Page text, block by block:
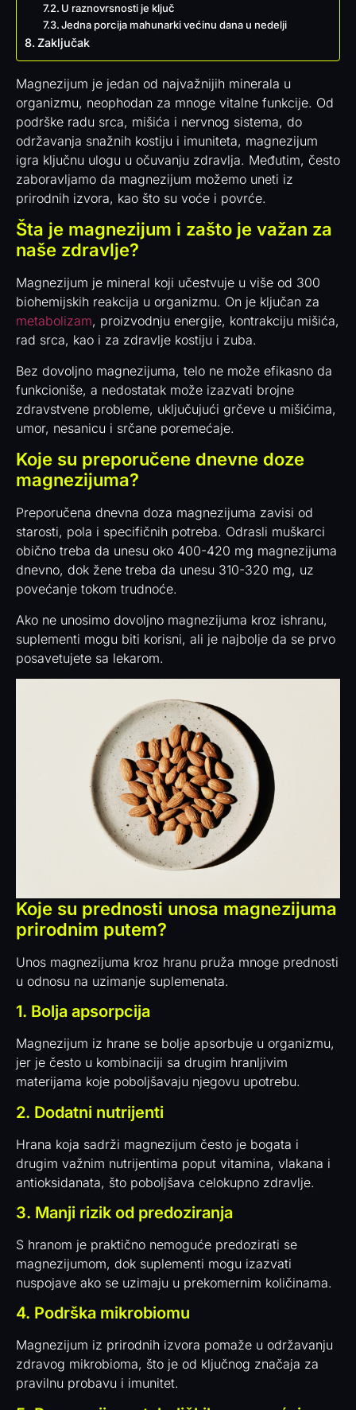
U raznovrsnosti je ključ
Jedna porcija mahunarki većinu dana u nedelji
Zaključak
Magnezijum je jedan od najvažnijih minerala u
organizmu, neophodan za mnoge vitalne funkcije. Od
podrške radu srca, mišića i nervnog sistema, do
održavanja snažnih kostiju i imuniteta, magnezijum
igra ključnu ulogu u očuvanju zdravlja. Međutim, često
zaboravljamo da magnezijum možemo uneti iz
prirodnih izvora, kao što su voće i povrće.
Šta je magnezijum i zašto je važan za
naše zdravlje?
Magnezijum je mineral koji učestvuje u više od 300
biohemijskih reakcija u organizmu. On je ključan za
metabolizam, proizvodnju energije, kontrakciju mišića,
rad srca, kao i za zdravlje kostiju i zuba.
Bez dovoljno magnezijuma, telo ne može efikasno da
funkcioniše, a nedostatak može izazvati brojne
zdravstvene probleme, uključujući grčeve u mišićima,
umor, nesanicu i srčane poremećaje.
Koje su preporučene dnevne doze
magnezijuma?
Preporučena dnevna doza magnezijuma zavisi od
starosti, pola i specifičnih potreba. Odrasli muškarci
obično treba da unesu oko 400-420 mg magnezijuma
dnevno, dok žene treba da unesu 310-320 mg, uz
povećanje tokom trudnoće.
Ako ne unosimo dovoljno magnezijuma kroz ishranu,
suplementi mogu biti korisni, ali je najbolje da se prvo
posavetujete sa lekarom.
Koje su prednosti unosa magnezijuma
prirodnim putem?
Unos magnezijuma kroz hranu pruža mnoge prednosti
u odnosu na uzimanje suplemenata.
1. Bolja apsorpcija
Magnezijum iz hrane se bolje apsorbuje u organizmu,
jer je često u kombinaciji sa drugim hranljivim
materijama koje poboljšavaju njegovu upotrebu.
2. Dodatni nutrijenti
Hrana koja sadrži magnezijum često je bogata i
drugim važnim nutrijentima poput vitamina, vlakana i
antioksidanata, što poboljšava celokupno zdravlje.
3. Manji rizik od predoziranja
S hranom je praktično nemoguće predozirati se
magnezijumom, dok suplementi mogu izazvati
nuspojave ako se uzimaju u prekomernim količinama.
4. Podrška mikrobiomu
Magnezijum iz prirodnih izvora pomaže u održavanju
zdravog mikrobioma, što je od ključnog značaja za
pravilnu probavu i imunitet.